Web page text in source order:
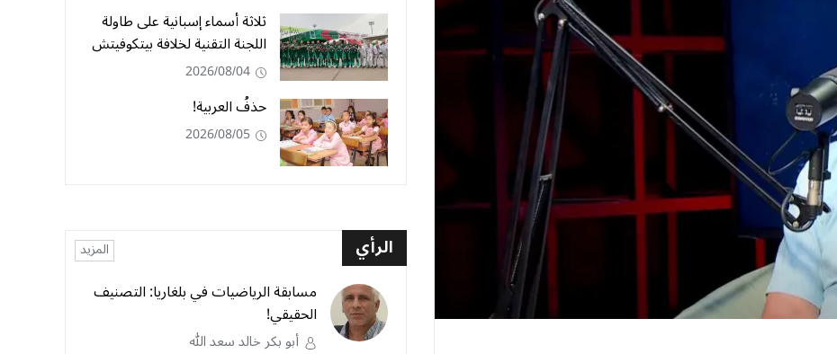
ثلاثة أسماء إسبانية على طاولة
اللجنة التقنية لخلافة بيتكوفيتش
2026/08/04
حذفُ العربية!
2026/08/05
الرأي المزيد
مسابقة الرياضيات في بلغاريا: التصنيف
الحقيقي!
أبو بكر خالد سعد الله